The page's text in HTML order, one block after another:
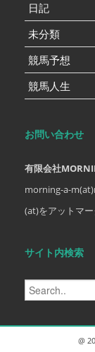
日記
未分類
競馬予想
競馬人生
お問い合わせ
有限会社
morning-a-
(at)をアットマー
サイト内検索
@